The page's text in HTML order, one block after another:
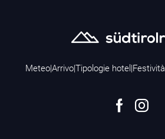
Meteo|Arrivo|Tipologie hotel |Festività